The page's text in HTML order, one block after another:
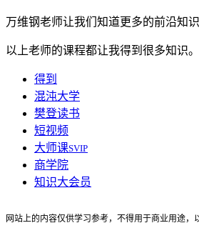
万维钢老师让我们知道更多的前沿知
以上老师的课程都让我得到很多知识。
得到
混沌大学
樊登读书
短视频
大师课SVIP
商学院
知识大会员
网站上的内容仅供学习参考，不得用于商业用途，